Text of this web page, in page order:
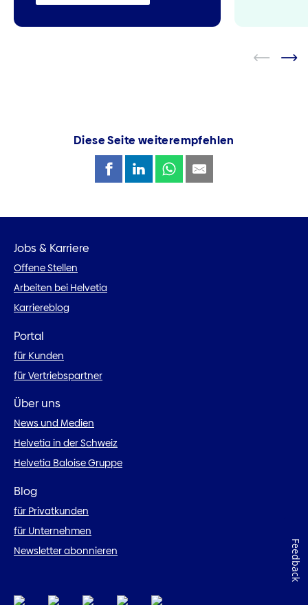
Diese Seite weiterempfehlen
Jobs & Karriere
Offene Stellen
Arbeiten bei Helvetia
Karriereblog
Portal
für Kunden
für Vertriebspartner
Über uns
News und Medien
Helvetia in der Schweiz
Helvetia Baloise Gruppe
Blog
für Privatkunden
für Unternehmen
Newsletter abonnieren
Feedback